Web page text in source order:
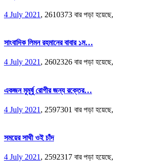
4 July 2021 , 2610373 বার পড়া হয়েছে,
সাংবাদিক লিমন রহমানের বাবার ১ম…
4 July 2021, 2602326 বার পড়া হয়েছে,
একজন মুমূর্ষু রোগীর জন্য রক্তের…
4 July 2021 , 2597301 বার পড়া হয়েছে,
সময়ের সাথী ওই চাঁদ
4 July 2021, 2592317 বার পড়া হয়েছে,